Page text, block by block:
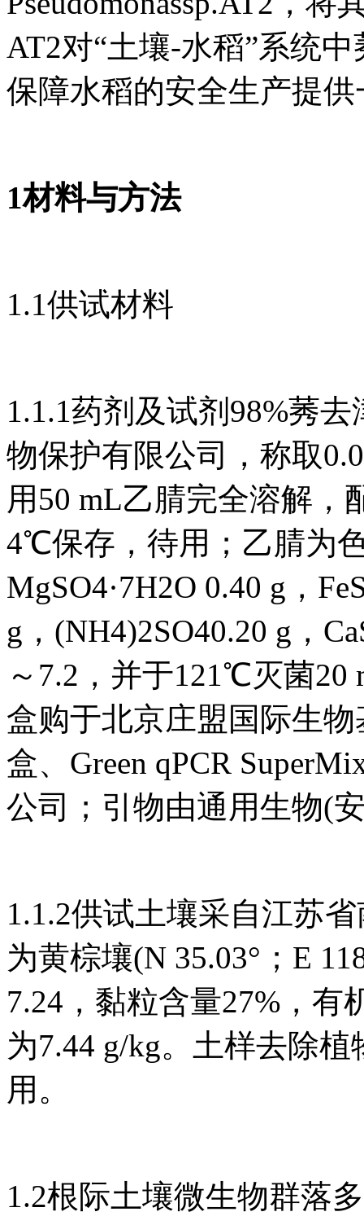
AT2对“土壤-水稻”系统
保障水稻的安全生产提
1材料与方法
1.1供试材料
1.1.1药剂及试剂98%莠
物保护有限公司，称取
用50 mL乙腈完全溶解，
4℃保存，待用；乙腈为
MgSO4·7H2O 0.40 g，
g，(NH4)2SO40.20 g，
～7.2，并于121℃灭菌
盒购于北京庄盟国际生
盒、Green qPCR
公司；引物由通用生物(
1.1.2供试土壤采自江苏
为黄棕壤(N 35.03°；E
7.24，黏粒含量27%，有
为7.44 g/kg。土样去除
用。
1.2根际土壤微生物群落